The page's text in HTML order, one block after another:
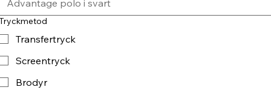
Transfertryck
Screentryck
Brodyr